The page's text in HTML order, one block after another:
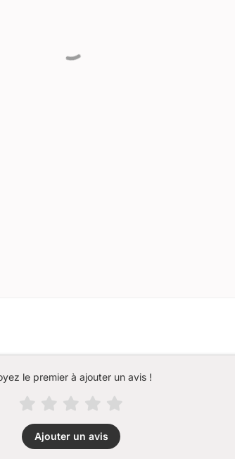
le premier à ajouter un avis !
Ajouter un avis